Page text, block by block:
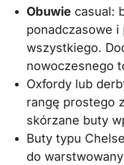
Obuwie casual:
ponadczasowe
wszystkiego.
nowoczesnego
Oxfordy lub
rangę prostego
skórzane buty
Buty typu
do